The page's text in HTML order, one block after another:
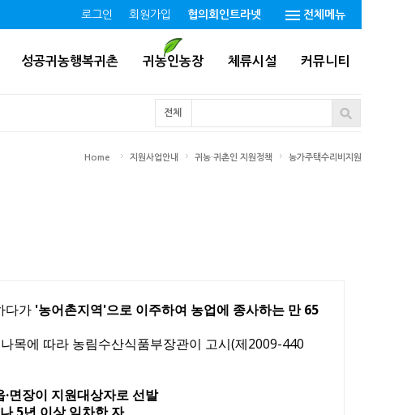
로그인 회원가입 협의회인트라넷 전체메뉴
성공귀농행복귀촌 귀농인농장 체류시설 커뮤니티
전체
Home 지원사업안내 귀농·귀촌인 지원정책 농가주택수리비지원
다가 '농어촌지역'으로 이주하여 농업에 종사하는 만 65
목에 따라 농림수산식품부장관이 고시(제2009-440
·면장이 지원대상자로 선발